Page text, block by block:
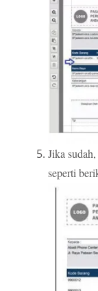
Jika
seperti